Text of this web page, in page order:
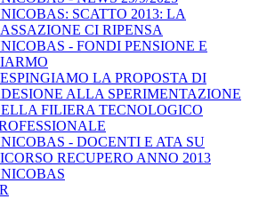
SCATTO 2013: LA
CI RIPENSA
- FONDI PENSIONE E
LA PROPOSTA DI
ALLA SPERIMENTAZIONE
FILIERA TECNOLOGICO
- DOCENTI E ATA SU
RECUPERO ANNO 2013